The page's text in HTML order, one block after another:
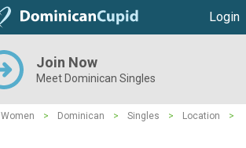
Login
Join Now
Meet Dominican Singles
Women > Dominican > Singles > Location
>